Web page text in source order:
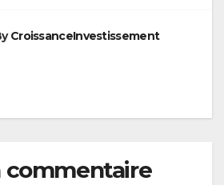
CroissanceInvestissement
commentaire